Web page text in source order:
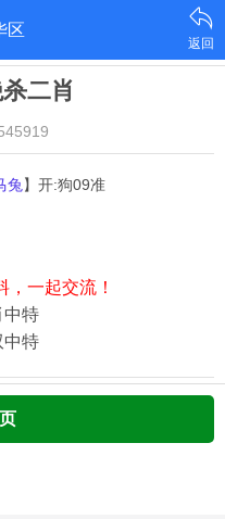
区
返回
二肖
兔 】开:狗09准
一起交流！
中特
中特